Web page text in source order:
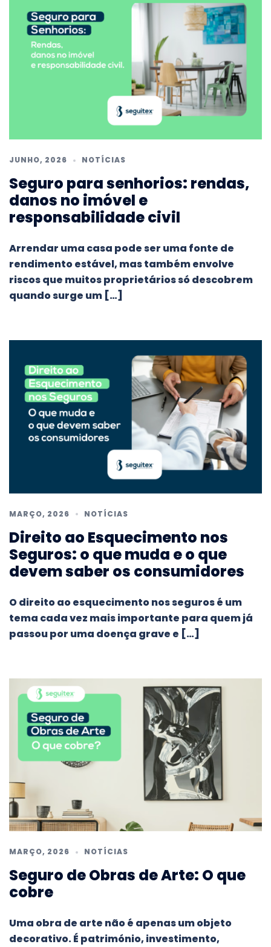
JUNHO, 2026 NOTÍCIAS
Seguro para senhorios: rendas,
danos no imóvel e
responsabilidade civil
Arrendar uma casa pode ser uma fonte de
rendimento estável, mas também envolve
riscos que muitos proprietários só descobrem
quando surge um […]
MARÇO, 2026 NOTÍCIAS
Direito ao Esquecimento nos
Seguros: o que muda e o que
devem saber os consumidores
O direito ao esquecimento nos seguros é um
tema cada vez mais importante para quem já
passou por uma doença grave e […]
MARÇO, 2026 NOTÍCIAS
Seguro de Obras de Arte: O que
cobre
Uma obra de arte não é apenas um objeto
decorativo. É património, investimento,